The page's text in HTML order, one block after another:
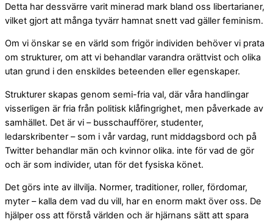
Detta har dessvärre varit minerad mark bland oss libertarianer,
vilket gjort att många tyvärr hamnat snett vad gäller feminism.
Om vi önskar se en värld som frigör individen behöver vi prata
om strukturer, om att vi behandlar varandra orättvist och olika
utan grund i den enskildes beteenden eller egenskaper.
Strukturer skapas genom semi-fria val, där våra handlingar
visserligen är fria från politisk klåfingrighet, men påverkade av
samhället. Det är vi – busschaufförer, studenter,
ledarskribenter – som i vår vardag, runt middagsbord och på
Twitter behandlar män och kvinnor olika. inte för vad de gör
och är som individer, utan för det fysiska könet.
Det görs inte av illvilja. Normer, traditioner, roller, fördomar,
myter – kalla dem vad du vill, har en enorm makt över oss. De
hjälper oss att förstå världen och är hjärnans sätt att spara